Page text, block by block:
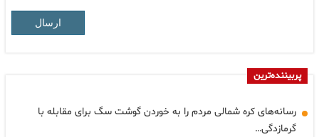
ارسال
پربیننده‌ترین
رسانه‌های کره شمالی مردم را به خوردن گوشت سگ برای مقابله با
گرمازدگی…